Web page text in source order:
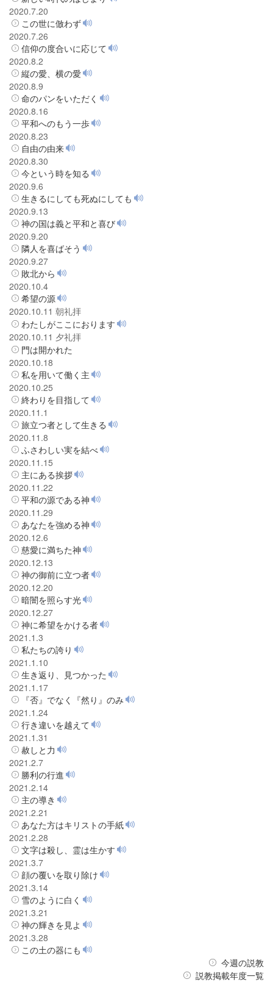
2020.7.20
この世に倣わず
2020.7.26
信仰の度合いに応じて
2020.8.2
縦の愛、横の愛
2020.8.9
命のパンをいただく
2020.8.16
平和へのもう一歩
2020.8.23
自由の由来
2020.8.30
今という時を知る
2020.9.6
生きるにしても死ぬにしても
2020.9.13
神の国は義と平和と喜び
2020.9.20
隣人を喜ばそう
2020.9.27
敗北から
2020.10.4
希望の源
2020.10.11 朝礼拝
わたしがここにおります
2020.10.11 夕礼拝
門は開かれた
2020.10.18
私を用いて働く主
2020.10.25
終わりを目指して
2020.11.1
旅立つ者として生きる
2020.11.8
ふさわしい実を結べ
2020.11.15
主にある挨拶
2020.11.22
平和の源である神
2020.11.29
あなたを強める神
2020.12.6
慈愛に満ちた神
2020.12.13
神の御前に立つ者
2020.12.20
暗闇を照らす光
2020.12.27
神に希望をかける者
2021.1.3
私たちの誇り
2021.1.10
生き返り、見つかった
2021.1.17
『否』でなく『然り』のみ
2021.1.24
行き違いを越えて
2021.1.31
赦しと力
2021.2.7
勝利の行進
2021.2.14
主の導き
2021.2.21
あなた方はキリストの手紙
2021.2.28
文字は殺し、霊は生かす
2021.3.7
顔の覆いを取り除け
2021.3.14
雪のように白く
2021.3.21
神の輝きを見よ
2021.3.28
この土の器にも
今週の説教
説教掲載年度一覧